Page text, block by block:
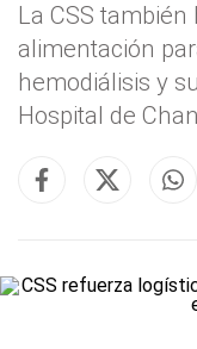
La CSS
alimentación
hemodiálisis y
Hospital de